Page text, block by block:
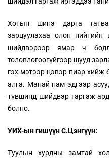
Хотын шинэ дарга
зарцуулахаа олон нийтийн
шийдвэрээр ямар ч
төлөвлөгөөгүйгээр шууд
гэх мэтээр цэвэр пиар хийж
алга. Манай нам эдгээр
түвшинд шийдвэр гаргаж
болно.
УИХ-ын гишүүн С.Цэнгүүн:
Туулын хурдны замтай